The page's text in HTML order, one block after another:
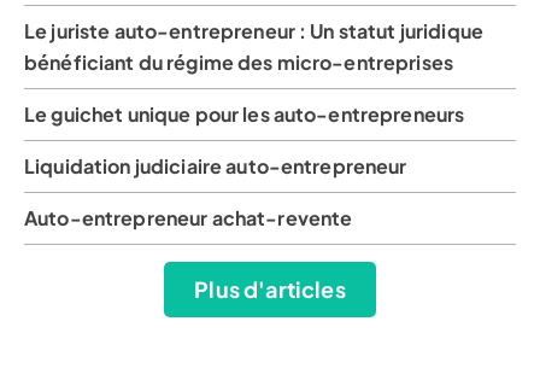
Le juriste auto-entrepreneur : Un statut juridique
bénéficiant du régime des micro-entreprises
Le guichet unique pour les auto-entrepreneurs
Liquidation judiciaire auto-entrepreneur
Auto-entrepreneur achat-revente
Plus d'articles